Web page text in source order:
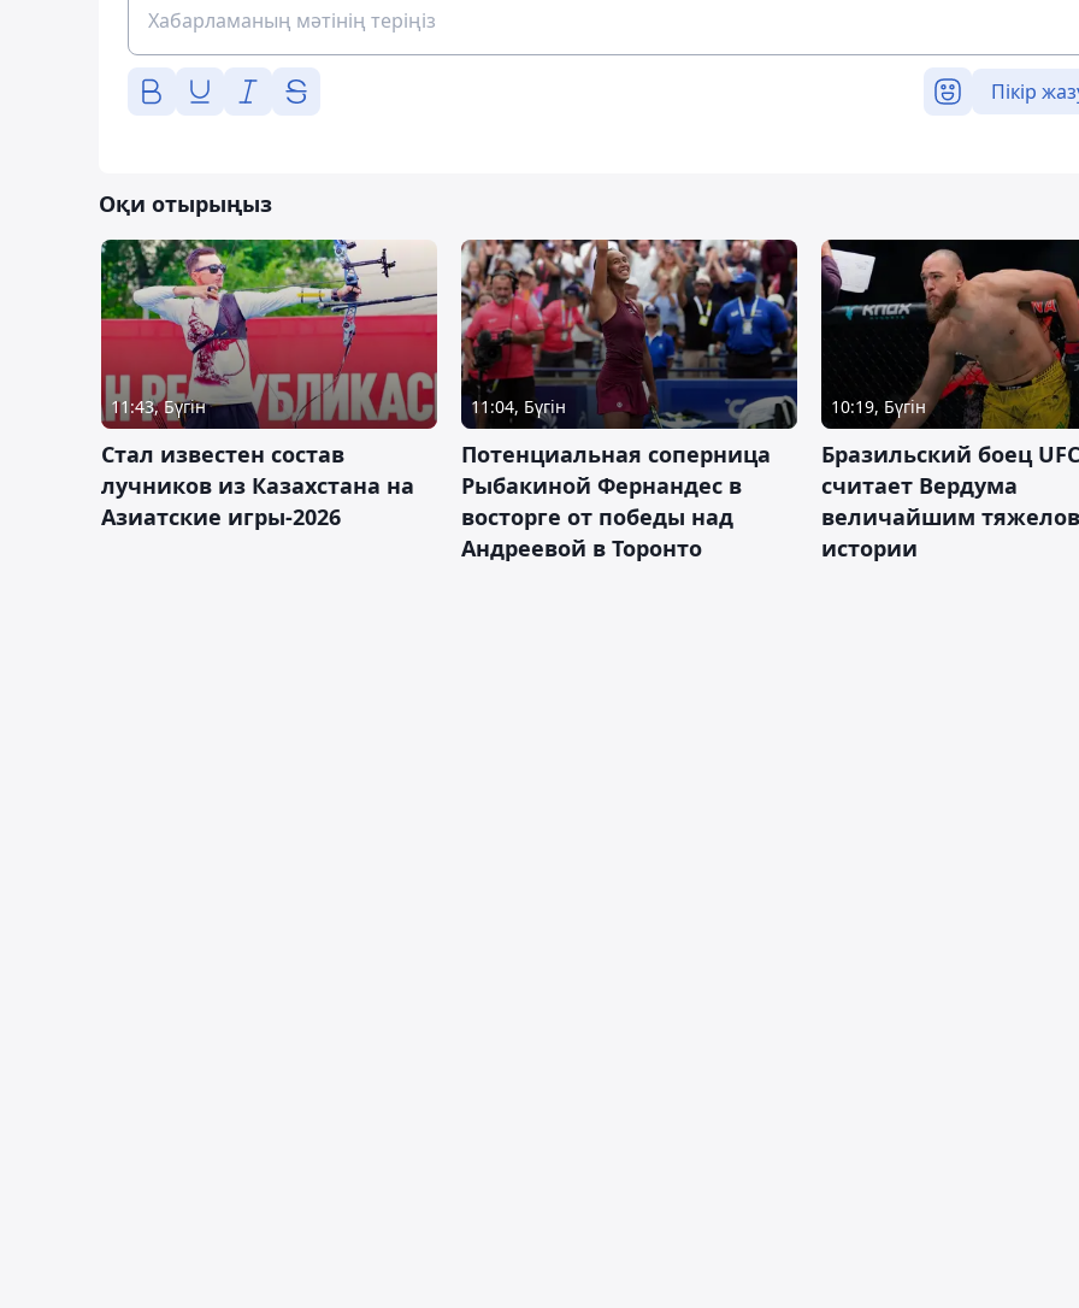
Пікір
Оқи отырыңыз
11:43, Бүгін
Стал известен состав
лучников из Казахстана на
Азиатские игры-2026
11:04, Бүгін
Потенциальная соперница
Рыбакиной Фернандес в
восторге от победы над
Андреевой в Торонто
10:19, Бүгін
Бразильский боец
считает Вердума
величайшим
истории